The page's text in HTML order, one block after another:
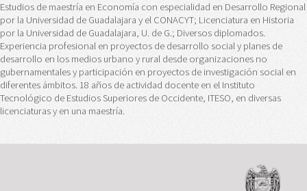
Estudios de maestría en Economía con especialidad en Desarrollo Regional
por la Universidad de Guadalajara y el CONACYT; Licenciatura en Historia
por la Universidad de Guadalajara, U. de G.; Diversos diplomados.
Experiencia profesional en proyectos de desarrollo social y planes de
desarrollo en los medios urbano y rural desde organizaciones no
gubernamentales y participación en proyectos de investigación social en
diferentes ámbitos. 18 años de actividad docente en el Instituto
Tecnológico de Estudios Superiores de Occidente, ITESO, en diversas
licenciaturas y en una maestría.